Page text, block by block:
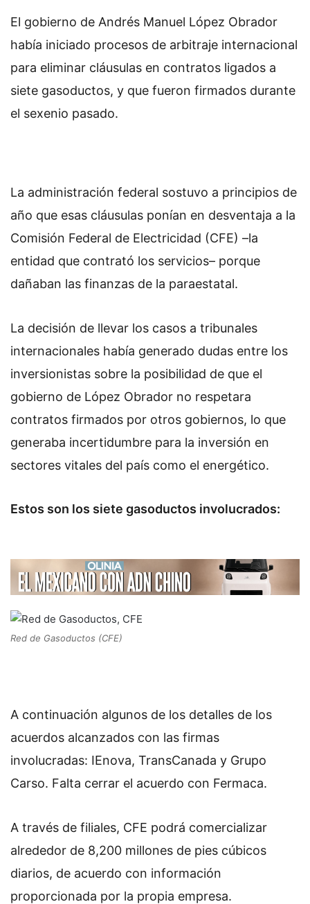
El gobierno de Andrés Manuel López Obrador
había iniciado procesos de arbitraje internacional
para eliminar cláusulas en contratos ligados a
siete gasoductos, y que fueron firmados durante
el sexenio pasado.
La administración federal sostuvo a principios de
año que esas cláusulas ponían en desventaja a la
Comisión Federal de Electricidad (CFE) –la
entidad que contrató los servicios– porque
dañaban las finanzas de la paraestatal.
La decisión de llevar los casos a tribunales
internacionales había generado dudas entre los
inversionistas sobre la posibilidad de que el
gobierno de López Obrador no respetara
contratos firmados por otros gobiernos, lo que
generaba incertidumbre para la inversión en
sectores vitales del país como el energético.
Estos son los siete gasoductos involucrados:
Red de Gasoductos (CFE)
A continuación algunos de los detalles de los
acuerdos alcanzados con las firmas
involucradas: IEnova, TransCanada y Grupo
Carso. Falta cerrar el acuerdo con Fermaca.
A través de filiales, CFE podrá comercializar
alrededor de 8,200 millones de pies cúbicos
diarios, de acuerdo con información
proporcionada por la propia empresa.